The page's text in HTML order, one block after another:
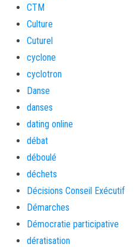
CTM
Culture
Cuturel
cyclone
cyclotron
Danse
danses
dating online
débat
déboulé
déchets
Décisions Conseil Exécutif
Démarches
Démocratie participative
dératisation